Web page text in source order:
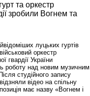
та оркестр
зробили Вогнем та
луцьких гуртів
оркестр
гвардії України
роботу над новим музичним
студійного запису
відео на спільну
має назву «Вогнем і